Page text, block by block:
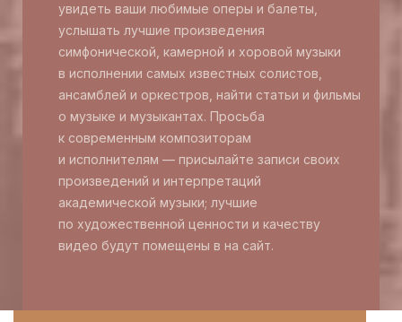
увидеть ваши любимые оперы и балеты,
услышать лучшие произведения
симфонической, камерной и хоровой музыки
в исполнении самых известных солистов,
ансамблей и оркестров, найти статьи и фильмы
о музыке и музыкантах. Просьба
к современным композиторам
и исполнителям — присылайте записи своих
произведений и интерпретаций
академической музыки; лучшие
по художественной ценности и качеству
видео будут помещены в на сайт.